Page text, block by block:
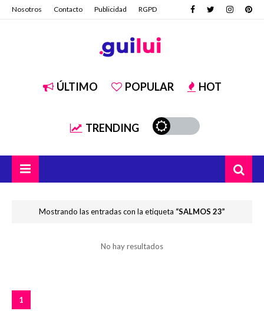
Nosotros Contacto Publicidad RGPD
ÚLTIMO POPULAR HOT
TRENDING
Mostrando las entradas con la etiqueta SALMOS 23
No hay resultados
1